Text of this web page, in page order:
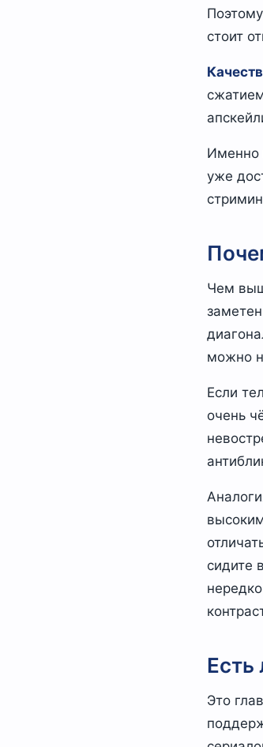
стоит
Именно
уже
Чем
можно
Если
очень
сидите
Есть
Это